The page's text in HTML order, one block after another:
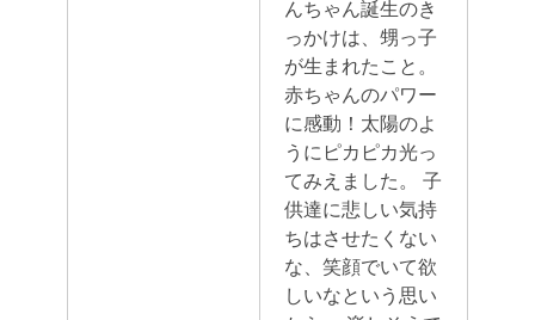
んちゃん誕生のき
っかけは、甥っ子
が生まれたこと。
赤ちゃんのパワー
に感動！太陽のよ
うにピカピカ光っ
てみえました。 子
供達に悲しい気持
ちはさせたくない
な、笑顔でいて欲
しいなという思い